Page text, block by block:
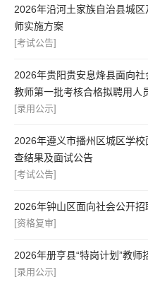
[考试公告]
2026年沿河土家族自治县城
师实施方案
[录用公示]
2026年贵阳贵安息烽县面向社
教师第一批考核合格拟聘用人
[考试公告]
2026年遵义市播州区城区学
查结果及面试公告
[资格复审]
2026年钟山区面向社会公开
[录用公示]
2026年册亨县“特岗计划”教师